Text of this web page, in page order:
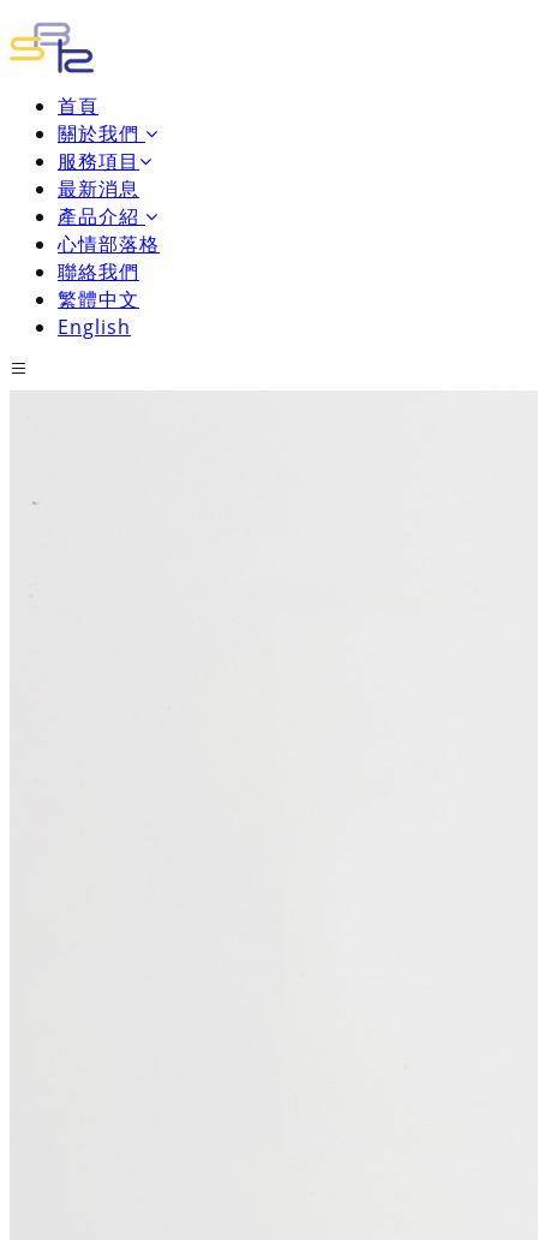
首頁
關於我們
服務項目
最新消息
產品介紹
心情部落格
聯絡我們
繁體中文
English